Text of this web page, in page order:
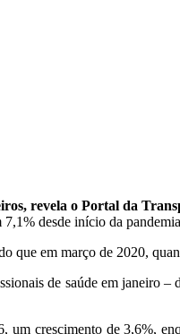
revela o Portal da
que em março de 2020,
de saúde em janeiro
um crescimento de 3,6%,